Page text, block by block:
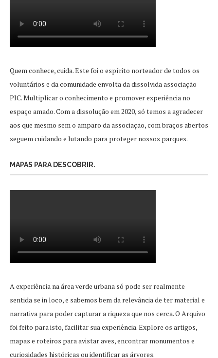
Quem conhece, cuida. Este foi o espírito norteador de todos os
voluntários e da comunidade envolta da dissolvida associação
PIC. Multiplicar o conhecimento e promover experiência no
espaço amado. Com a dissolução em 2020, só temos a agradecer
aos que mesmo sem o amparo da associação, com braços abertos
seguem cuidando e lutando para proteger nossos parques.
MAPAS PARA DESCOBRIR.
A experiência na área verde urbana só pode ser realmente
sentida se in loco, e sabemos bem da relevância de ter material e
narrativa para poder capturar a riqueza que nos cerca. O Arquivo
foi feito para isto, facilitar sua experiência. Explore os artigos,
mapas e roteiros para avistar aves, encontrar monumentos e
curiosidades históricas ou identificar as árvores.